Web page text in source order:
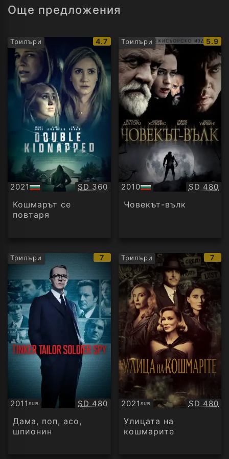
Още предложения
Трилъри
IMDb
рейтинг:
4.7
2021
БГ
аудио
Качество:
SD 360
Кошмарът се
повтаря
Трилъри
IMDb
5.9
2010
БГ
аудио
SD 480
Човекът-вълк
Трилъри
IMDb
рейтинг:
7
2011SUB
Субтитри Качество:
SD 480
Дама, поп, асо,
шпионин
Трилъри 7
2021 SUB
Субтитри SD 480
Улицата на
кошмарите